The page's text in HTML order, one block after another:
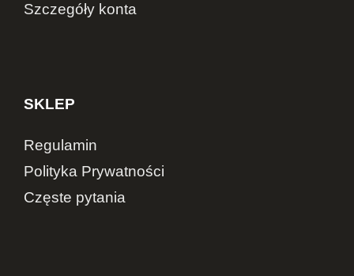
Szczegóły konta
SKLEP
Regulamin
Polityka Prywatności
Częste pytania